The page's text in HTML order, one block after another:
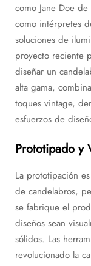
como Jane Doe
como intérpretes
soluciones de
proyecto reciente
diseñar un
alta gama,
toques vintage,
esfuerzos de
Prototipado y
La prototipación
de candelabros,
se fabrique el
diseños sean
sólidos. Las
revolucionado la